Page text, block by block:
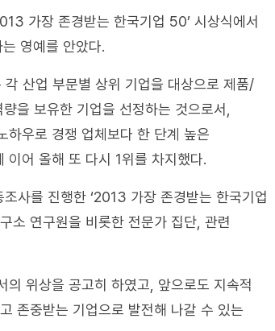
가장 존경받는 한국기업 50’ 시상식에서
영예를 안았다.
산업 부문별 상위 기업을 대상으로 제품/
을 보유한 기업을 선정하는 것으로서,
하우로 경쟁 업체보다 한 단계 높은
이어 올해 또 다시 1위를 차지했다.
사를 진행한 ‘2013 가장 존경받는 한국기업
소 연구원을 비롯한 전문가 집단, 관련
위상을 공고히 하였고, 앞으로도 지속적
존중받는 기업으로 발전해 나갈 수 있는